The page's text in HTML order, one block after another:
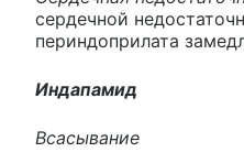
сердечной
периндоприлата
Индапамид
Всасывание